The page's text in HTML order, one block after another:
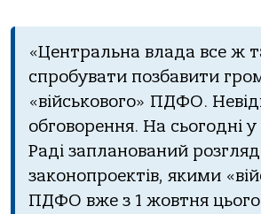
«Центральна влада все ж
спробувати позбавити
«військового» ПДФО.
обговорення. На сьогодні
Раді запланований розгляд
законопроектів, якими
ПДФО вже з 1 жовтня